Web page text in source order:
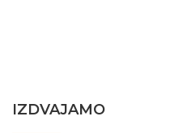
IZDVAJAMO